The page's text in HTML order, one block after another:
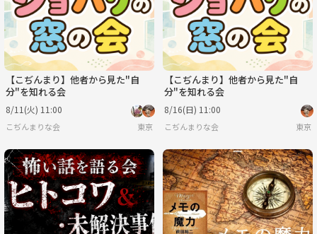
【こぢんまり】他者から見た"自
分"を知れる会
8/11(火) 11:00
こぢんまりな会 東京
【こぢんまり】他者から見た"自
分"を知れる会
8/16(日) 11:00
こぢんまりな会 東京